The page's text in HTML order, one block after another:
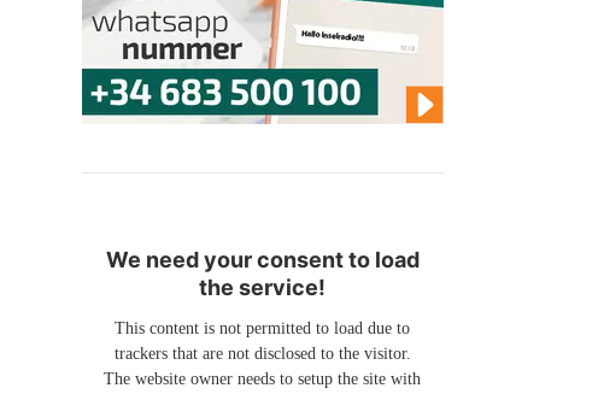
We need your consent to load
the service!
This content is not permitted to load due to
trackers that are not disclosed to the visitor.
The website owner needs to setup the site with